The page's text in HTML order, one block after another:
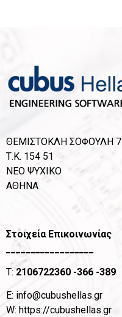
ΘΕΜΙΣΤΟΚΛΗ ΣΟΦΟΥΛΗ 7
Τ.Κ. 154 51
ΝΕΟ ΨΥΧΙΚΟ
ΑΘΗΝΑ
Στοιχεία Επικοινωνίας
__________________
T:2106722360 -366 -389
Ε: info@cubushellas.gr
W: https://cubushellas.gr